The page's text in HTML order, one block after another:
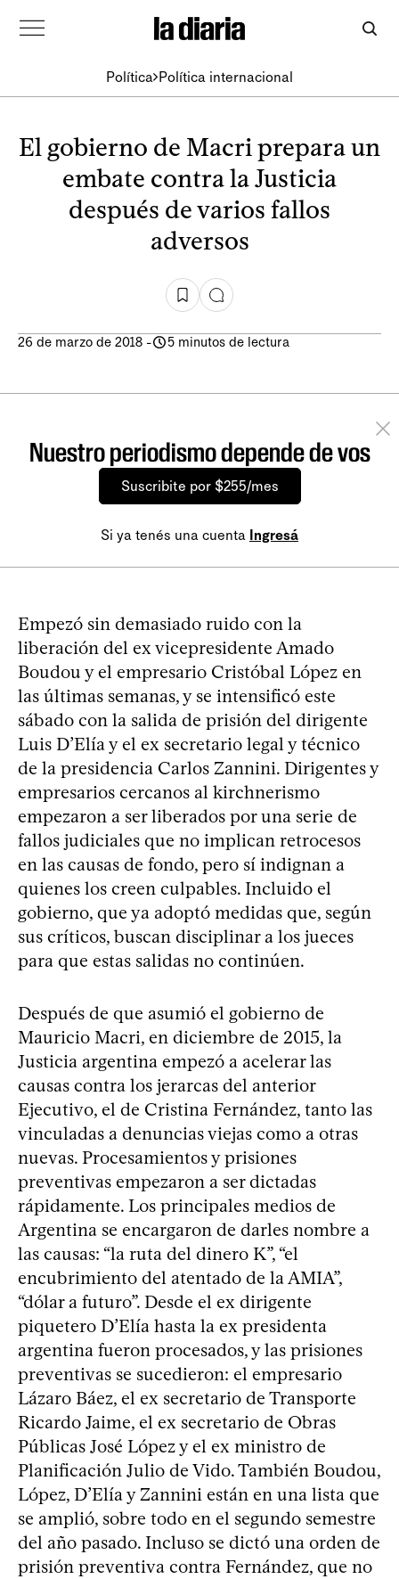
Política Política internacional
El gobierno de Macri prepara un
embate contra la Justicia
después de varios fallos
adversos
26 de marzo de 2018 - 5 minutos de lectura
Nuestro periodismo depende de vos
Suscribite por $255/mes
Si ya tenés una cuenta Ingresá
Empezó sin demasiado ruido con la
liberación del ex vicepresidente Amado
Boudou y el empresario Cristóbal López en
las últimas semanas, y se intensificó este
sábado con la salida de prisión del dirigente
Luis D’Elía y el ex secretario legal y técnico
de la presidencia Carlos Zannini. Dirigentes y
empresarios cercanos al kirchnerismo
empezaron a ser liberados por una serie de
fallos judiciales que no implican retrocesos
en las causas de fondo, pero sí indignan a
quienes los creen culpables. Incluido el
gobierno, que ya adoptó medidas que, según
sus críticos, buscan disciplinar a los jueces
para que estas salidas no continúen.
Después de que asumió el gobierno de
Mauricio Macri, en diciembre de 2015, la
Justicia argentina empezó a acelerar las
causas contra los jerarcas del anterior
Ejecutivo, el de Cristina Fernández, tanto las
vinculadas a denuncias viejas como a otras
nuevas. Procesamientos y prisiones
preventivas empezaron a ser dictadas
rápidamente. Los principales medios de
Argentina se encargaron de darles nombre a
las causas: “la ruta del dinero K”, “el
encubrimiento del atentado de la AMIA”,
“dólar a futuro”. Desde el ex dirigente
piquetero D’Elía hasta la ex presidenta
argentina fueron procesados, y las prisiones
preventivas se sucedieron: el empresario
Lázaro Báez, el ex secretario de Transporte
Ricardo Jaime, el ex secretario de Obras
Públicas José López y el ex ministro de
Planificación Julio de Vido. También Boudou,
López, D’Elía y Zannini están en una lista que
se amplió, sobre todo en el segundo semestre
del año pasado. Incluso se dictó una orden de
prisión preventiva contra Fernández, que no